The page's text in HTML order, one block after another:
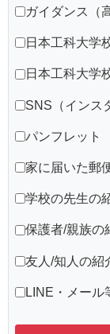
ガイダンス（
日本工科大学
日本工科大学
SNS（インス
パンフレット
家に届いた郵
学校の先生の
保護者/親族の
友人/知人の紹
LINE・メール